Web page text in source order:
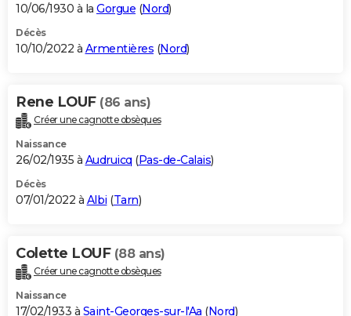
10/06/1930 à la Gorgue (Nord)
Décès
10/10/2022 à Armentières (Nord)
Rene LOUF (86 ans)
Créer une cagnotte obsèques
Naissance
26/02/1935 à Audruicq (Pas-de-Calais)
Décès
07/01/2022 à Albi (Tarn)
Colette LOUF (88 ans)
Créer une cagnotte obsèques
Naissance
17/02/1933 à Saint-Georges-sur-l'Aa (Nord)